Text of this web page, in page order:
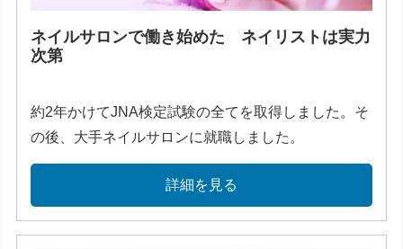
ネイルサロンで働き始めた ネイリストは実力
次第
約2年かけてJNA検定試験の全てを取得しました。そ
の後、大手ネイルサロンに就職しました。
詳細を見る